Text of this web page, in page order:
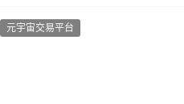
元宇宙交易平台